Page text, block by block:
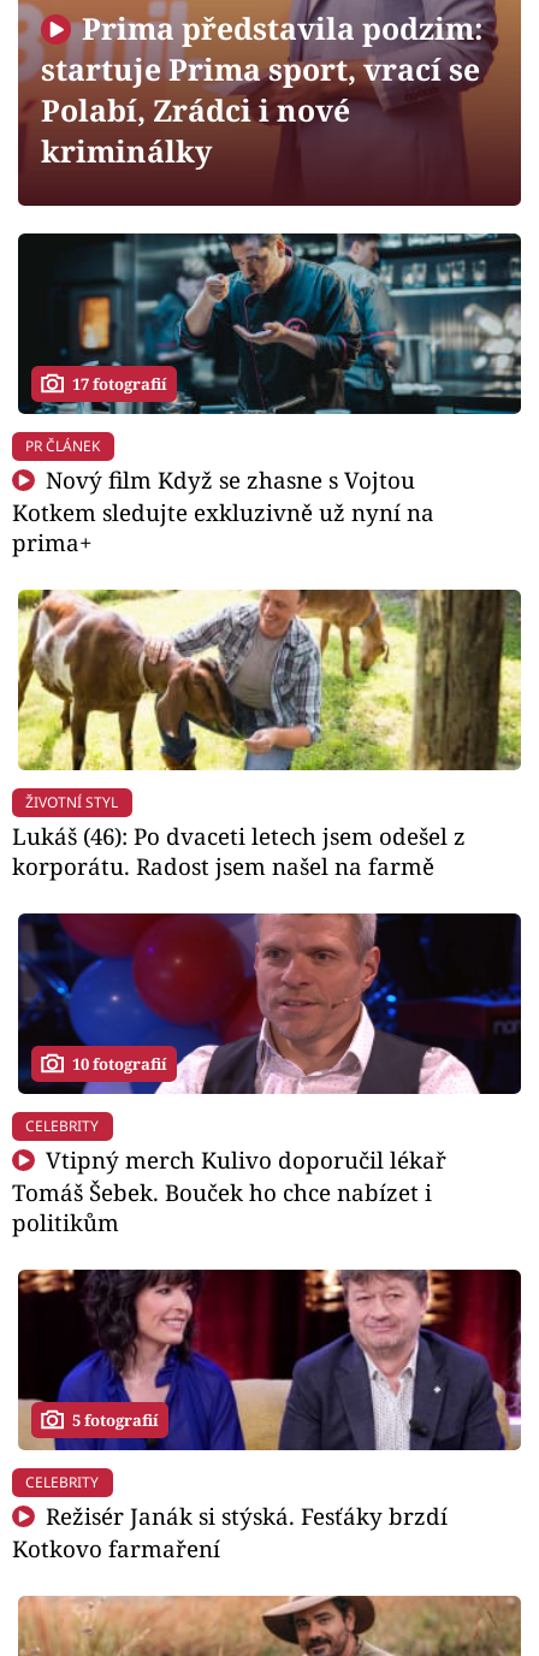
Sledujte prima+
Filmový festival Karlovy Vary
Mámy sobě
Přihlášení
Sledujte nás
Prima představila podzim:
startuje Prima sport, vrací se
Polabí, Zrádci i nové
kriminálky
17 fotografií
PR ČLÁNEK
Nový film Když se zhasne s Vojtou
Kotkem sledujte exkluzivně už nyní na
prima+
ŽIVOTNÍ STYL
Lukáš (46): Po dvaceti letech jsem odešel z
korporátu. Radost jsem našel na farmě
10 fotografií
CELEBRITY
Vtipný merch Kulivo doporučil lékař
Tomáš Šebek. Bouček ho chce nabízet i
politikům
5 fotografií
CELEBRITY
Režisér Janák si stýská. Fesťáky brzdí
Kotkovo farmaření